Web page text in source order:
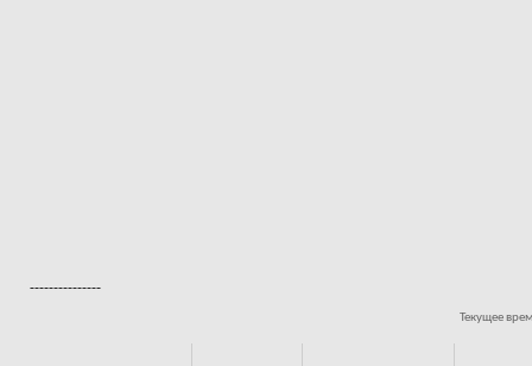
---------------
Текущее